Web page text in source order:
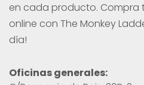
en cada producto. Compra
online con The Monkey
día!
Oficinas generales: